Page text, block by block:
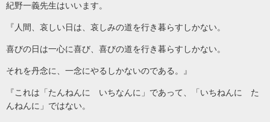
紀野一義先生はいいます。
『人間、哀しい日は、哀しみの道を行き暮らすしかない。
喜びの日は一心に喜び、喜びの道を行き暮らすしかない。
それを丹念に、一念にやるしかないのである。』
『これは「たんねんに いちなんに」であって、「いちねんに た
んねんに」ではない。